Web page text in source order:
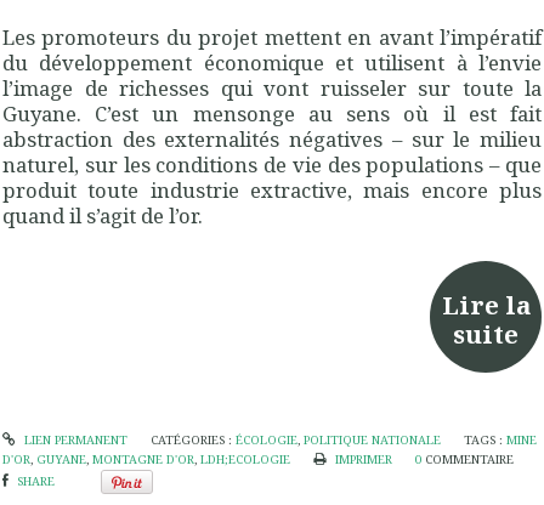
Les promoteurs du projet mettent en avant l’impératif
du développement économique et utilisent à l’envie
l’image de richesses qui vont ruisseler sur toute la
Guyane. C’est un mensonge au sens où il est fait
abstraction des externalités négatives – sur le milieu
naturel, sur les conditions de vie des populations – que
produit toute industrie extractive, mais encore plus
quand il s’agit de l’or.
Lire la
suite
LIEN PERMANENT CATÉGORIES : ÉCOLOGIE, POLITIQUE NATIONALE TAGS :MINE
D'OR, GUYANE, MONTAGNE D'OR, LDH;ECOLOGIE IMPRIMER 0 COMMENTAIRE
SHARE